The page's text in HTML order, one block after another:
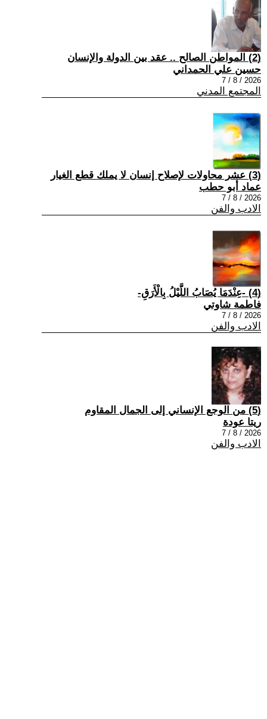
(2) المواطن الصالح .. عقد بين الدولة والإنسان
حسين علي الحمداني
2026 / 8 / 7
المجتمع المدني
(3) عشر محاولات لإصلاح إنسان لا يملك قطع الغيار
عماد أبو حطب
2026 / 8 / 7
الادب والفن
(4) -عِنْدَمَا يُصَابُ اللَّيْلُ بِالْأَرَقِ-
فاطمة شاوتي
2026 / 8 / 7
الادب والفن
(5) من الوجع الإنساني إلى الجمال المقاوم
ريتا عودة
2026 / 8 / 7
الادب والفن